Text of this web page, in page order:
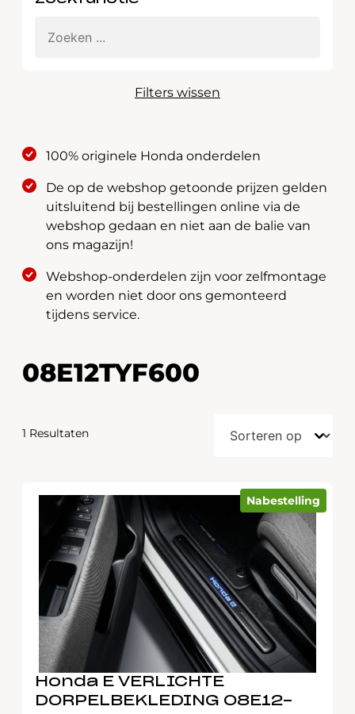
Filters wissen
100% originele Honda onderdelen
De op de webshop getoonde prijzen gelden
uitsluitend bij bestellingen online via de
webshop gedaan en niet aan de balie van
ons magazijn!
Webshop-onderdelen zijn voor zelfmontage
en worden niet door ons gemonteerd
tijdens service.
08E12TYF600
1 Resultaten
Nabestelling
Honda E VERLICHTE
DORPELBEKLEDING 08E12-